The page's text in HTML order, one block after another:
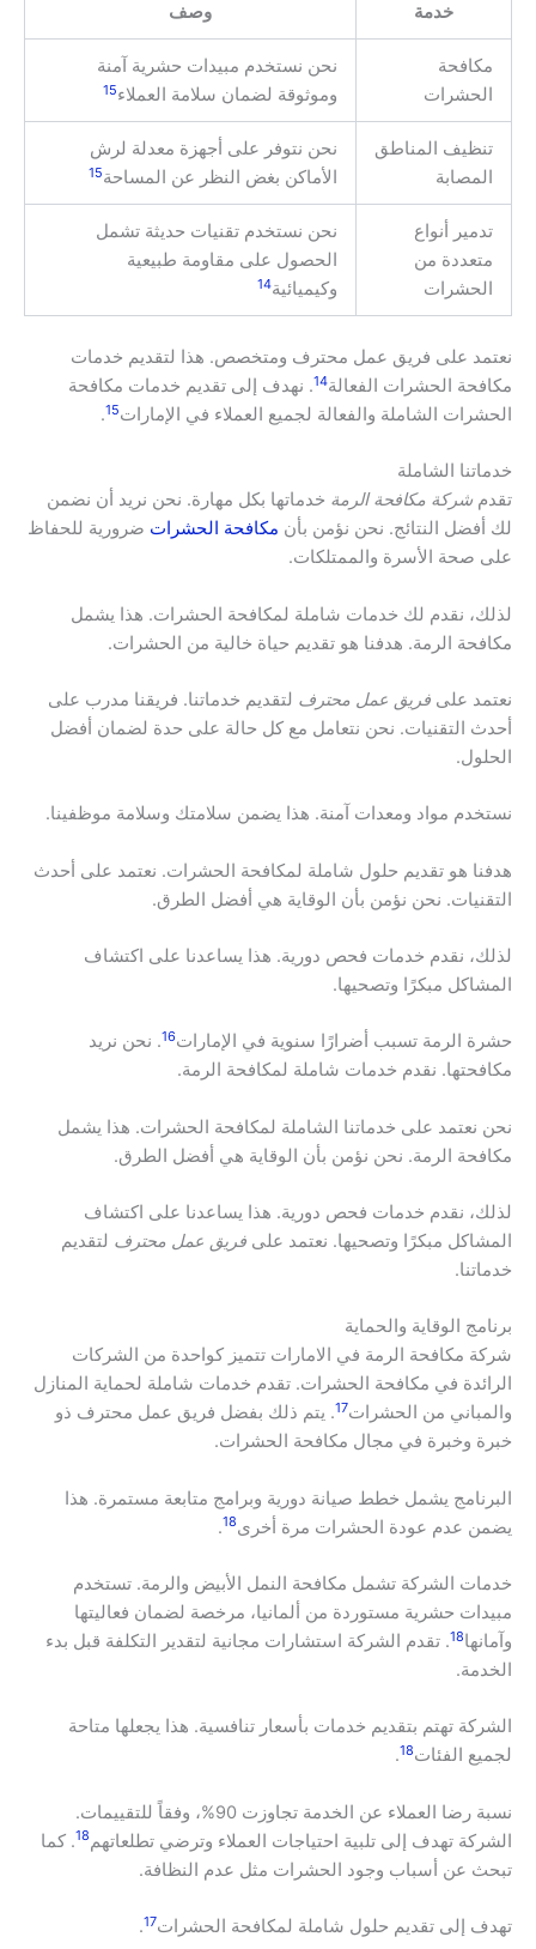
خدمة وصف
مكافحة
الحشرات
نحن نستخدم مبيدات حشرية آمنة
وموثوقة لضمان سلامة العملاء15
تنظيف المناطق
المصابة
نحن نتوفر على أجهزة معدلة لرش
الأماكن بغض النظر عن المساحة15
تدمير أنواع
متعددة من
الحشرات
نحن نستخدم تقنيات حديثة تشمل
الحصول على مقاومة طبيعية
وكيميائية14
نعتمد على فريق عمل محترف ومتخصص. هذا لتقديم خدمات
مكافحة الحشرات الفعالة14. نهدف إلى تقديم خدمات مكافحة
الحشرات الشاملة والفعالة لجميع العملاء في الإمارات15
.
خدماتنا الشاملة
تقدم شركة مكافحة الرمة خدماتها بكل مهارة. نحن نريد أن نضمن
لك أفضل النتائج. نحن نؤمن بأن مكافحة الحشرات ضرورية للحفاظ
على صحة الأسرة والممتلكات.
لذلك، نقدم لك خدمات شاملة لمكافحة الحشرات. هذا يشمل
مكافحة الرمة. هدفنا هو تقديم حياة خالية من الحشرات.
نعتمد على فريق عمل محترف لتقديم خدماتنا. فريقنا مدرب على
أحدث التقنيات. نحن نتعامل مع كل حالة على حدة لضمان أفضل
الحلول.
نستخدم مواد ومعدات آمنة. هذا يضمن سلامتك وسلامة موظفينا.
هدفنا هو تقديم حلول شاملة لمكافحة الحشرات. نعتمد على أحدث
التقنيات. نحن نؤمن بأن الوقاية هي أفضل الطرق.
لذلك، نقدم خدمات فحص دورية. هذا يساعدنا على اكتشاف
المشاكل مبكرًا وتصحيها.
حشرة الرمة تسبب أضرارًا سنوية في الإمارات16. نحن نريد
مكافحتها. نقدم خدمات شاملة لمكافحة الرمة.
نحن نعتمد على خدماتنا الشاملة لمكافحة الحشرات. هذا يشمل
مكافحة الرمة. نحن نؤمن بأن الوقاية هي أفضل الطرق.
لذلك، نقدم خدمات فحص دورية. هذا يساعدنا على اكتشاف
المشاكل مبكرًا وتصحيها. نعتمد على فريق عمل محترف لتقديم
خدماتنا.
برنامج الوقاية والحماية
شركة مكافحة الرمة في الامارات تتميز كواحدة من الشركات
الرائدة في مكافحة الحشرات. تقدم خدمات شاملة لحماية المنازل
والمباني من الحشرات17. يتم ذلك بفضل فريق عمل محترف ذو
خبرة وخبرة في مجال مكافحة الحشرات.
البرنامج يشمل خطط صيانة دورية وبرامج متابعة مستمرة. هذا
يضمن عدم عودة الحشرات مرة أخرى18
.
خدمات الشركة تشمل مكافحة النمل الأبيض والرمة. تستخدم
مبيدات حشرية مستوردة من ألمانيا، مرخصة لضمان فعاليتها
وآمانها18. تقدم الشركة استشارات مجانية لتقدير التكلفة قبل بدء
الخدمة.
الشركة تهتم بتقديم خدمات بأسعار تنافسية. هذا يجعلها متاحة
لجميع الفئات18
.
نسبة رضا العملاء عن الخدمة تجاوزت 90%، وفقاً للتقييمات.
الشركة تهدف إلى تلبية احتياجات العملاء وترضي تطلعاتهم18. كما
تبحث عن أسباب وجود الحشرات مثل عدم النظافة.
تهدف إلى تقديم حلول شاملة لمكافحة الحشرات17
.